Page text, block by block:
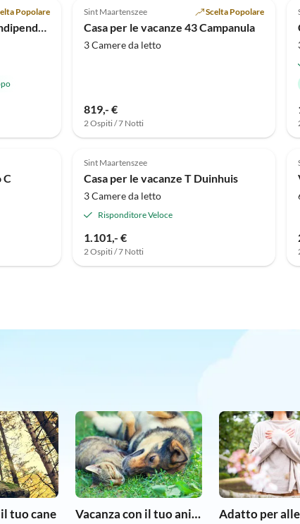
Popolare
Casa per le vacanze Villa indipendente in stile mediterraneo vicino alla spiaggia
Sint Maartenszee Scelta Popolare
Casa per le vacanze 43 Campanula
3 Camere da letto
819,- €
2 Ospiti / 7 Notti
C
Sint Maartenszee
Casa per le vacanze T Duinhuis
3 Camere da letto
Risponditore Veloce
1.101,- €
2 Ospiti / 7 Notti
tuo cane Vacanza con il tuo animale domestico Adatto per